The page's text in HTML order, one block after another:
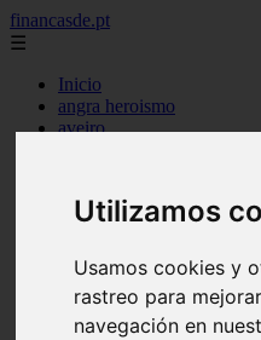
Utilizamos
Usamos cookies y
rastreo para
navegación en
financasde.pt
☰
Inicio
angra heroismo
aveiro
castelo branco
evora
faro
guarda
horta